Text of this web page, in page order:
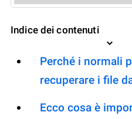
Indice dei contenuti
Perché i normali
recuperare i file
Ecco cosa è